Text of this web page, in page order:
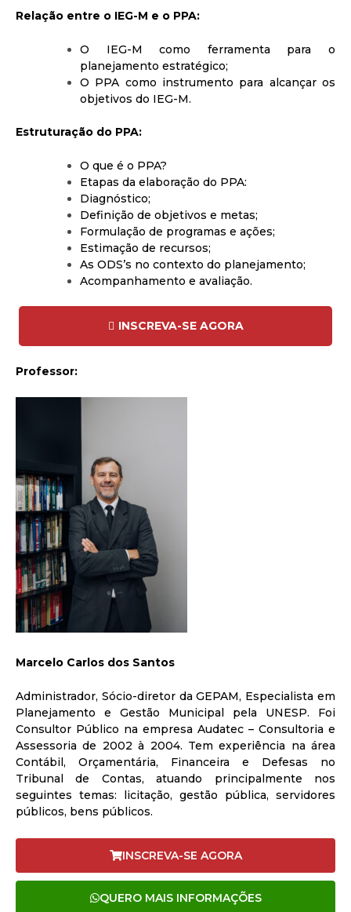
Relação entre o IEG-M e o PPA:
O IEG-M como ferramenta para o
planejamento estratégico;
O PPA como instrumento para alcançar os
objetivos do IEG-M.
Estruturação do PPA:
O que é o PPA?
Etapas da elaboração do PPA:
Diagnóstico;
Definição de objetivos e metas;
Formulação de programas e ações;
Estimação de recursos;
As ODS’s no contexto do planejamento;
Acompanhamento e avaliação.
INSCREVA-SE AGORA
Professor:
Marcelo Carlos dos Santos
Administrador, Sócio-diretor da GEPAM, Especialista em
Planejamento e Gestão Municipal pela UNESP. Foi
Consultor Público na empresa Audatec – Consultoria e
Assessoria de 2002 à 2004. Tem experiência na área
Contábil, Orçamentária, Financeira e Defesas no
Tribunal de Contas, atuando principalmente nos
seguintes temas: licitação, gestão pública, servidores
públicos, bens públicos.
.
INSCREVA-SE AGORA
QUERO MAIS INFORMAÇÕES